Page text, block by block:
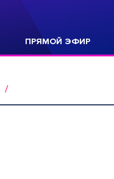
ПРЯМОЙ ЭФИР